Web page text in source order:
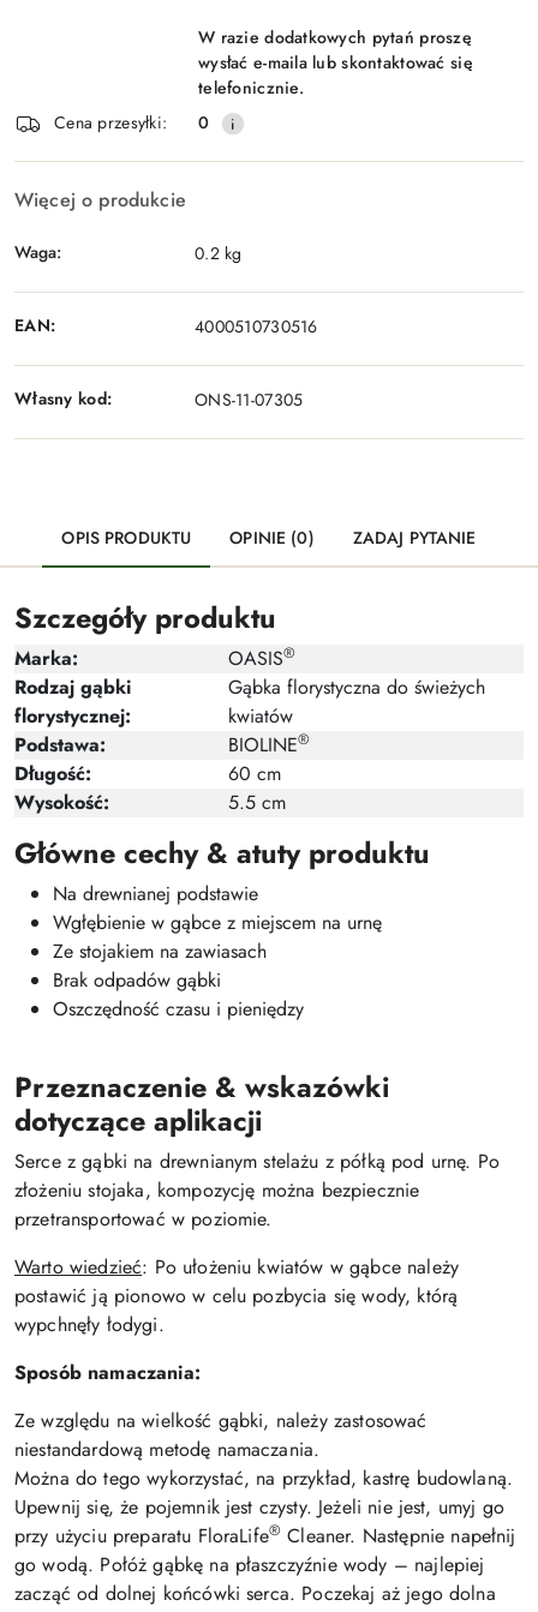
W razie dodatkowych pytań proszę
wysłać e-maila lub skontaktować się
telefonicznie.
Cena przesyłki:
0
Więcej o produkcie
Waga: 0.2 kg
EAN: 4000510730516
Własny kod: ONS-11-07305
OPIS PRODUKTU OPINIE (0) ZADAJ PYTANIE
Szczegóły produktu
Marka: OASIS®
Rodzaj gąbki
florystycznej:
Gąbka florystyczna do świeżych
kwiatów
Podstawa:
BIOLINE®
Długość:
60 cm
Wysokość:
5.5 cm
Główne cechy & atuty produktu
Na drewnianej podstawie
Wgłębienie w gąbce z miejscem na urnę
Ze stojakiem na zawiasach
Brak odpadów gąbki
Oszczędność czasu i pieniędzy
Przeznaczenie & wskazówki
dotyczące aplikacji
Serce z gąbki na drewnianym stelażu z półką pod urnę. Po
złożeniu stojaka, kompozycję można bezpiecznie
przetransportować w poziomie.
Warto wiedzieć: Po ułożeniu kwiatów w gąbce należy
postawić ją pionowo w celu pozbycia się wody, którą
wypchnęły łodygi.
Sposób namaczania:
Ze względu na wielkość gąbki, należy zastosować
niestandardową metodę namaczania.
Można do tego wykorzystać, na przykład, kastrę budowlaną.
Upewnij się, że pojemnik jest czysty. Jeżeli nie jest, umyj go
przy użyciu preparatu FloraLife® Cleaner. Następnie napełnij
go wodą. Połóż gąbkę na płaszczyźnie wody – najlepiej
zacząć od dolnej końcówki serca. Poczekaj aż jego dolna